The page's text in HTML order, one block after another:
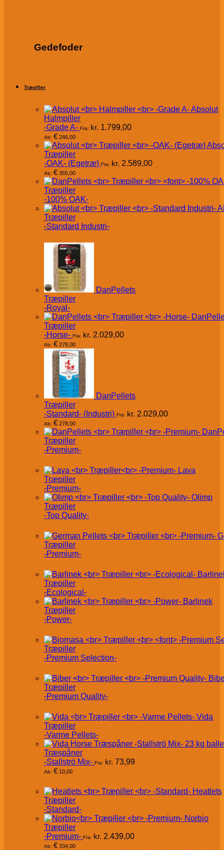
Gedefoder
Træpiller
Absolut
Halmpiller
-Grade A- Fra: kr. 1.799,00
Ab: € 246,00
Træpiller
-OAK- (Egetræ) Fra: kr. 2.589,00
Ab: € 355,00
Træpiller
-100% OAK-
Træpiller
-Standard Industri-
DanPellets
Træpiller
-Royal-
Træpiller
-Horse- Fra: kr. 2.029,00
Ab: € 278,00
DanPellets
Træpiller
-Standard- (Industri) Fra: kr. 2.029,00
Ab: € 278,00
Træpiller
-Premium-
Lava
Træpiller
-Premium-
Olimp
Træpiller
-Top Quality-
Træpiller
-Premium-
Træpiller
-Ecological-
Barlinek
Træpiller
-Power-
Træpiller
-Premium Selection-
Træpiller
-Premium Quality-
Vida
Træpiller
-Varme Pellets-
Træspåner
-Stallströ Mix- Fra: kr. 73,99
Ab: € 10,00
Heatlets
Træpiller
-Standard-
Norbio
Træpiller
-Premium- Fra: kr. 2.439,00
Ab: € 334,00